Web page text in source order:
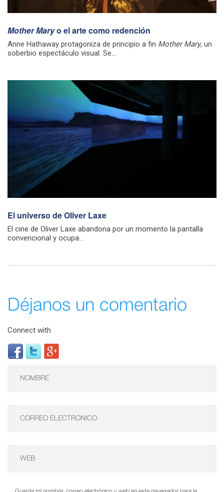
Mother Maryo el arte como redención
Anne Hathaway protagoniza de principio a fin Mother Mary, un
soberbio espectáculo visual. Se...
El universo de Oliver Laxe
El cine de Oliver Laxe abandona por un momento la pantalla
convencional y ocupa...
Déjanos un comentario
Connect with